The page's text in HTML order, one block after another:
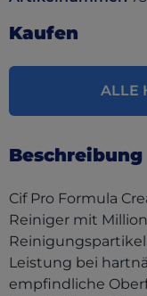
Kaufen
ALLE
Beschreibung
Cif Pro Formula
Reiniger mit
Leistung bei
empfindliche